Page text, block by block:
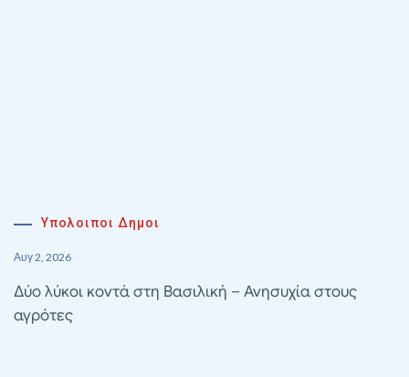
Υπολοιποι Δημοι
Αυγ 2, 2026
Δύο λύκοι κοντά στη Βασιλική – Ανησυχία στους
αγρότες